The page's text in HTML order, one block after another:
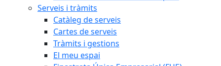
Serveis i tràmits
Catàleg de serveis
Cartes de serveis
Tràmits i gestions
El meu espai